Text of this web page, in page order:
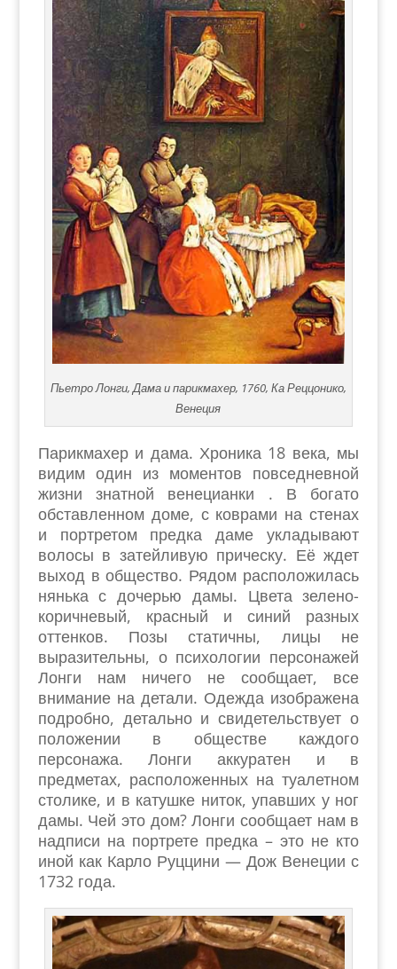
Пьетро Лонги, Дама и парикмахер, 1760, Ка Реццонико,
Венеция
Парикмахер и дама. Хроника 18 века, мы
видим один из моментов повседневной
жизни знатной венецианки . В богато
обставленном доме, с коврами на стенах
и портретом предка даме укладывают
волосы в затейливую прическу. Её ждет
выход в общество. Рядом расположилась
нянька с дочерью дамы. Цвета зелено-
коричневый, красный и синий разных
оттенков. Позы статичны, лицы не
выразительны, о психологии персонажей
Лонги нам ничего не сообщает, все
внимание на детали. Одежда изображена
подробно, детально и свидетельствует о
положении в обществе каждого
персонажа. Лонги аккуратен и в
предметах, расположенных на туалетном
столике, и в катушке ниток, упавших у ног
дамы. Чей это дом? Лонги сообщает нам в
надписи на портрете предка – это не кто
иной как Карло Руццини — Дож Венеции с
1732 года.